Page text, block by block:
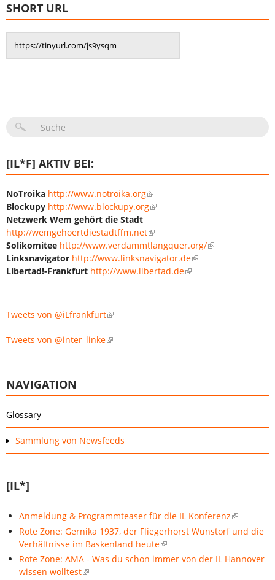
SHORT URL
SUCHFORMULAR
[IL*F] AKTIV BEI:
NoTroika http://www.notroika.org
Blockupy http://www.blockupy.org
Netzwerk Wem gehört die Stadt
http://wemgehoertdiestadtffm.net
Solikomitee http://www.verdammtlangquer.org/
Linksnavigator http://www.linksnavigator.de
Libertad!-Frankfurt http://www.libertad.de
Tweets von @iLfrankfurt
Tweets von @inter_linke
NAVIGATION
Glossary
Sammlung von Newsfeeds
[IL*]
Anmeldung & Programmteaser für die IL Konferenz
Rote Zone: Gernika 1937, der Fliegerhorst Wunstorf und die
Verhältnisse im Baskenland heute
Rote Zone: AMA - Was du schon immer von der IL Hannover
wissen wolltest